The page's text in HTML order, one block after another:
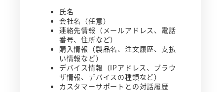
氏名
会社名（任意）
連絡先情報（メールアドレス、電話
番号、住所など）
購入情報（製品名、注文履歴、支払
い情報など）
デバイス情報（IPアドレス、ブラウ
ザ情報、デバイスの種類など）
カスタマーサポートとの対話履歴